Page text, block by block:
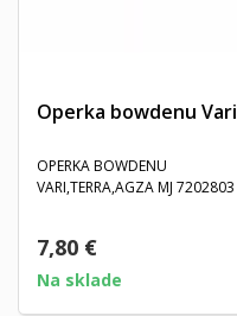
Operka bowdenu Vari
OPERKA BOWDENU
VARI,TERRA,AGZA MJ 7202803
7,80 €
Na sklade